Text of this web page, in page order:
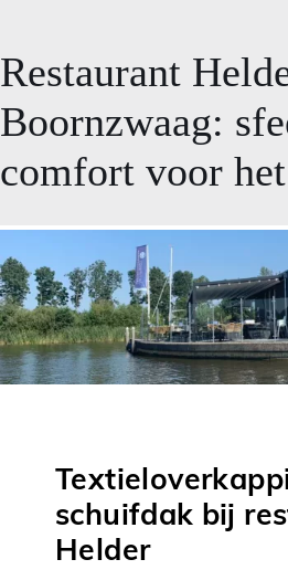
Restaurant
Boornzwaag:
comfort voor
schuifdak bij
Helder